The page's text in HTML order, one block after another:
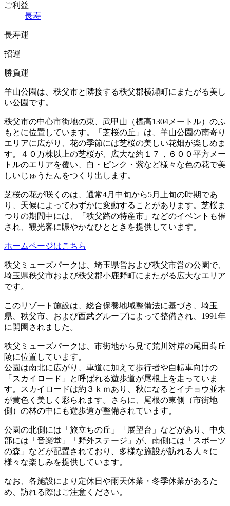
ご利益
長寿
長寿運
招運
勝負運
羊山公園は、秩父市と隣接する秩父郡横瀬町にまたがる美し
い公園です。
秩父市の中心市街地の東、武甲山（標高1304メートル）のふ
もとに位置しています。「芝桜の丘」は、羊山公園の南寄り
エリアに広がり、花の季節には芝桜の美しい花畑が楽しめま
す。４０万株以上の芝桜が、広大な約１７，６００平方メー
トルのエリアを覆い、白・ピンク・紫など様々な色の花で美
しいじゅうたんをつくり出します。
芝桜の花が咲くのは、通常4月中旬から5月上旬の時期であ
り、天候によってわずかに変動することがあります。芝桜ま
つりの期間中には、「秩父路の特産市」などのイベントも催
され、観光客に賑やかなひとときを提供しています。
ホームページはこちら
秩父ミューズパークは、埼玉県営および秩父市営の公園で、
埼玉県秩父市および秩父郡小鹿野町にまたがる広大なエリア
です。
このリゾート施設は、総合保養地域整備法に基づき、埼玉
県、秩父市、および西武グループによって整備され、1991年
に開園されました。
秩父ミューズパークは、市街地から見て荒川対岸の尾田蒔丘
陵に位置しています。
公園は南北に広がり、車道に加えて歩行者や自転車向けの
「スカイロード」と呼ばれる遊歩道が尾根上を走っていま
す。スカイロードは約３ｋｍあり、秋になるとイチョウ並木
が黄色く美しく彩られます。さらに、尾根の東側（市街地
側）の林の中にも遊歩道が整備されています。
公園の北側には「旅立ちの丘」「展望台」などがあり、中央
部には「音楽堂」「野外ステージ」が、南側には「スポーツ
の森」などが配置されており、多様な施設が訪れる人々に
様々な楽しみを提供しています。
なお、各施設により定休日や雨天休業・冬季休業があるた
め、訪れる際はご注意ください。